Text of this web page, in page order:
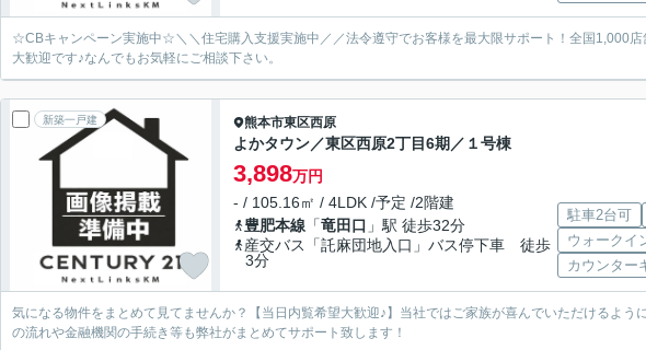
☆CBキャンペーン実施中☆＼＼住宅購入支援実施中／／法令遵守でお客様を最大限サポート！全国1,000
大歓迎です♪なんでもお気軽にご相談下さい。
新築一戸建 熊本市東区西原
よかタウン／東区西原2丁目6期／１号棟
3,898万円
- / 105.16㎡ / 4LDK /予定 /2階建
豊肥本線 「竜田口 」駅 徒歩32分
産交バス「託麻団地入口」バス停下車 徒歩
3分
駐車2台可
ウォークイ
カウンター
気になる物件をまとめて見てませんか？【当日内覧希望大歓迎♪】当社ではご家族が喜んでいただけるよう
の流れや金融機関の手続き等も弊社がまとめてサポート致します！